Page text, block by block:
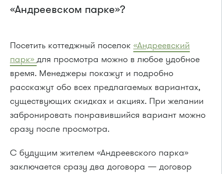
«Андреевском парке»?
Посетить коттеджный поселок «Андреевский
парк» для просмотра можно в любое удобное
время. Менеджеры покажут и подробно
расскажут обо всех предлагаемых вариантах,
существующих скидках и акциях. При желании
забронировать понравившийся вариант можно
сразу после просмотра.
С будущим жителем «Андреевского парка»
заключается сразу два договора — договор